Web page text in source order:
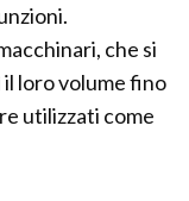
che si
loro volume fino
utilizzati come